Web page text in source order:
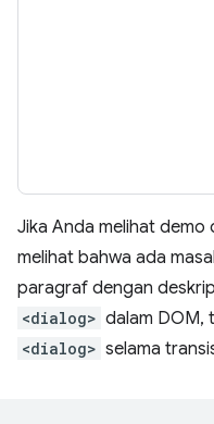
Jika Anda melihat
melihat bahwa ada
paragraf dengan
<dialog> dalam DOM,
<dialog> selama